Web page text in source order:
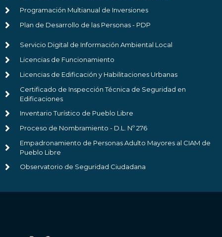
Programación Multianual de Inversiones
Plan de Desarrollo de las Personas - PDP
Servicio Digital de Información Ambiental Local
Licencias de Funcionamiento
Licencias de Edificación y Habilitaciones Urbanas
Certificado de Inspección Técnica de Seguridad en
Edificaciones
Inventario Turístico de Pueblo Libre
Proceso de Nombramiento - D.L. Nº 276
Empadronamiento de Personas Adulto Mayores al CIAM de
Pueblo Libre
Observatorio de Seguridad Ciudadana